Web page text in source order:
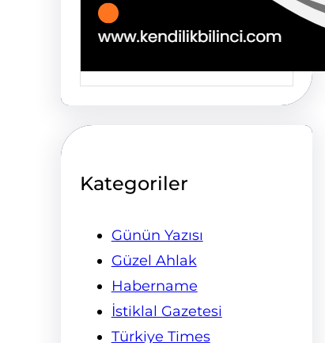
Kategoriler
Günün Yazısı
Güzel Ahlak
Habername
İstiklal Gazetesi
Türkiye Times